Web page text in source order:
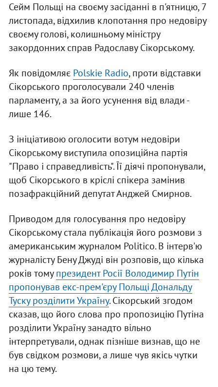
Сейм Польщі на своєму засіданні в п'ятницю, 7
листопада, відхилив клопотання про недовіру
своєму голові, колишньому міністру
закордонних справ Радославу Сікорському.
Як повідомляє Polskie Radio, проти відставки
Сікорського проголосували 240 членів
парламенту, а за його усунення від влади -
лише 146.
З ініціативою оголосити вотум недовіри
Сікорському виступила опозиційна партія
"Право і справедливість". Її діячі пропонували,
щоб Сікорського в кріслі спікера замінив
позафракційний депутат Анджей Смирнов.
Приводом для голосування про недовіру
Сікорському стала публікація його розмови з
американським журналом Politico. В інтерв'ю
журналісту Бену Джуді він розповів, що кілька
років томупрезидент Росії Володимир Путін
пропонував екс-прем'єру Польщі Дональду
Туску розділити Україну. Сікорський згодом
сказав, що його слова про пропозицію Путіна
розділити Україну занадто вільно
інтерпретували, однак пізніше визнав, що не
був свідком розмови, а лише чув якісь чутки
на цю тему.